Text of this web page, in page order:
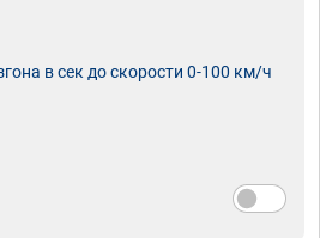
в сек до скорости 0-100 км/ч